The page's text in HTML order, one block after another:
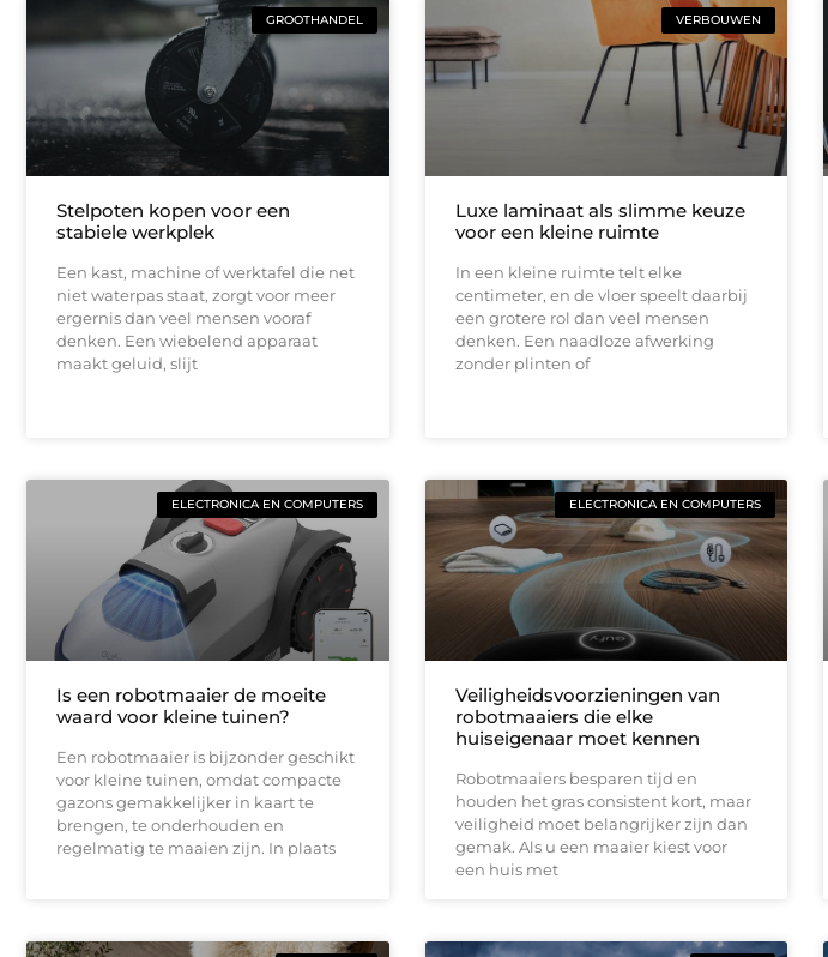
GROOTHANDEL
Stelpoten kopen voor een
stabiele werkplek
Een kast, machine of werktafel die net
niet waterpas staat, zorgt voor meer
ergernis dan veel mensen vooraf
denken. Een wiebelend apparaat
maakt geluid, slijt
VERBOUWEN
Luxe laminaat als slimme keuze
voor een kleine ruimte
In een kleine ruimte telt elke
centimeter, en de vloer speelt daarbij
een grotere rol dan veel mensen
denken. Een naadloze afwerking
zonder plinten of
ELECTRONICA EN COMPUTERS
Is een robotmaaier de moeite
waard voor kleine tuinen?
Een robotmaaier is bijzonder geschikt
voor kleine tuinen, omdat compacte
gazons gemakkelijker in kaart te
brengen, te onderhouden en
regelmatig te maaien zijn. In plaats
ELECTRONICA EN COMPUTERS
Veiligheidsvoorzieningen van
robotmaaiers die elke
huiseigenaar moet kennen
Robotmaaiers besparen tijd en
houden het gras consistent kort, maar
veiligheid moet belangrijker zijn dan
gemak. Als u een maaier kiest voor
een huis met